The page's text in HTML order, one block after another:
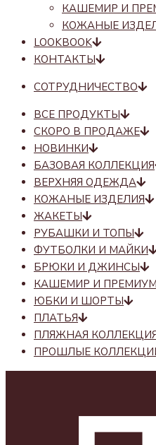
КАШЕМИР И
КОЖАНЫЕ
LOOKBOOK
КОНТАКТЫ
СОТРУДНИЧЕСТВО
ВСЕ ПРОДУКТЫ
СКОРО В ПРОДАЖЕ
НОВИНКИ
БАЗОВАЯ КОЛЛЕКЦИЯ
ВЕРХНЯЯ ОДЕЖДА
КОЖАНЫЕ ИЗДЕЛИЯ
ЖАКЕТЫ
РУБАШКИ И ТОПЫ
ФУТБОЛКИ И МАЙКИ
БРЮКИ И ДЖИНСЫ
КАШЕМИР И
ЮБКИ И ШОРТЫ
ПЛАТЬЯ
ПЛЯЖНАЯ
ПРОШЛЫЕ